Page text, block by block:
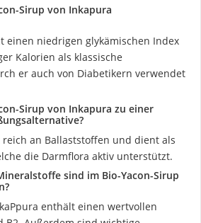
Sirup von Inkapura
einen niedrigen glykämischen Index
Kalorien als klassische
er auch von Diabetikern verwendet
Sirup von Inkapura zu einer
reich an Ballaststoffen und dient als
die Darmflora aktiv unterstützt.
sind im Bio-Yacon-Sirup
enthält einen wertvollen